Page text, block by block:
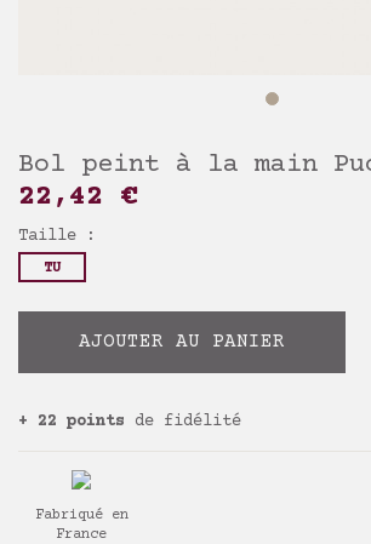
Bol peint à la main
22,42 €
Taille :
TU
AJOUTER AU PANIER
+ 22 points de fidélité
Fabriqué en
France